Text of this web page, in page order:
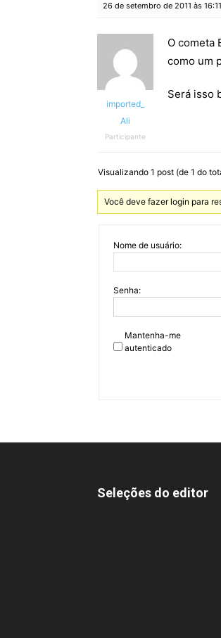
26 de setembro de 2011 às 16:11
imported_
Ali
Participante
O cometa
como um
Será isso
Visualizando 1 post (de 1 do
Você deve fazer login para
Nome de usuário:
Senha:
Mantenha-me
autenticado
Seleções do editor